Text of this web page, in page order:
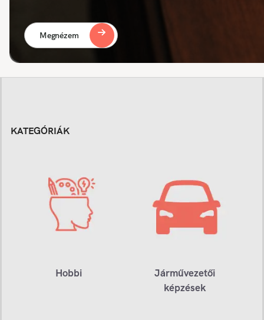
Megnézem
KATEGÓRIÁK
Hobbi
Járművezetői
képzések